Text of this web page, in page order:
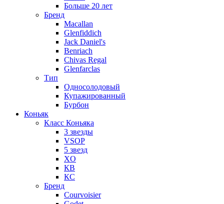
Больше 20 лет
Бренд
Macallan
Glenfiddich
Jack Daniel's
Benriach
Chivas Regal
Glenfarclas
Тип
Односолодовый
Купажированный
Бурбон
Коньяк
Класс Коньяка
3 звезды
VSOP
5 звезд
XO
КВ
КС
Бренд
Courvoisier